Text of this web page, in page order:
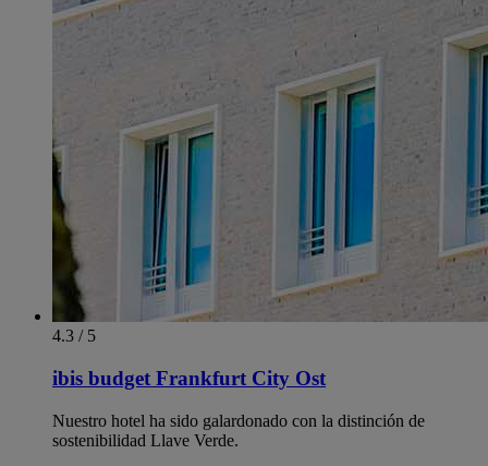
4.3 / 5
ibis budget Frankfurt City Ost
Nuestro hotel ha sido galardonado con la distinción de
sostenibilidad Llave Verde.